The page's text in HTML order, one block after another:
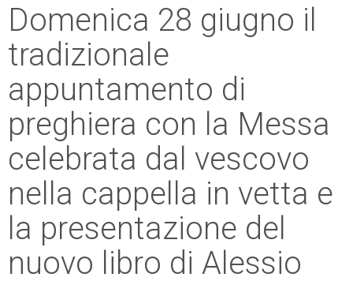
Domenica 28 giugno il
tradizionale
appuntamento di
preghiera con la Messa
celebrata dal vescovo
nella cappella in vetta e
la presentazione del
nuovo libro di Alessio